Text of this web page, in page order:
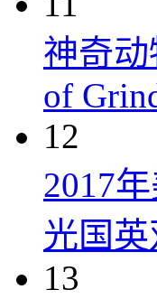
神奇动
of
12
2017
光国
13